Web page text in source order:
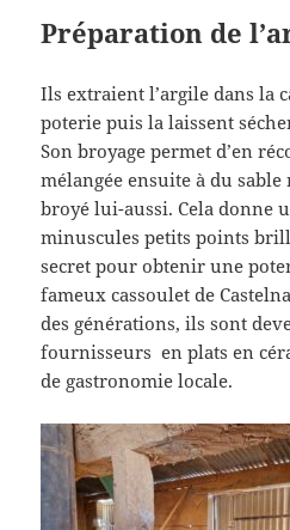
Préparation de
Ils extraient l’argile dans la
poterie puis la laissent
Son broyage permet d’en
mélangée ensuite à du
broyé lui-aussi. Cela donne
minuscules petits points
secret pour obtenir une
fameux cassoulet de
des générations, ils sont
fournisseurs en plats en
de gastronomie locale.